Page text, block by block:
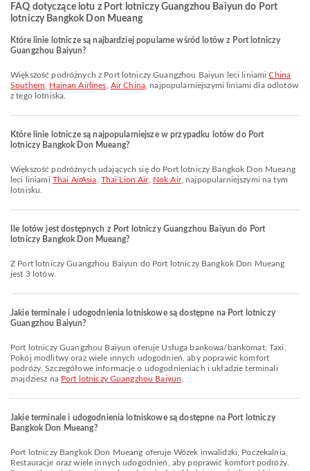
FAQ dotyczące lotu z Port lotniczy Guangzhou Baiyun do Port
lotniczy Bangkok Don Mueang
Które linie lotnicze są najbardziej popularne wśród lotów z Port lotniczy
Guangzhou Baiyun?
Większość podróżnych z Port lotniczy Guangzhou Baiyun leci liniamiChina
Southern
Hainan Airlines Air China , najpopularniejszymi liniami dla odlotów
z tego lotniska.
Które linie lotnicze są najpopularniejsze w przypadku lotów do Port
lotniczy Bangkok Don Mueang?
Większość podróżnych udających się do Port lotniczy Bangkok Don Mueang
leci liniami Thai AirAsia Thai Lion Air, Nok Air, najpopularniejszymi na tym
lotnisku.
Ile lotów jest dostępnych z Port lotniczy Guangzhou Baiyun do Port
lotniczy Bangkok Don Mueang?
Z Port lotniczy Guangzhou Baiyun do Port lotniczy Bangkok Don Mueang
jest 3 lotów.
Jakie terminale i udogodnienia lotniskowe są dostępne na Port lotniczy
Guangzhou Baiyun?
Port lotniczy Guangzhou Baiyun oferuje Usługa bankowa/bankomat, Taxi,
Pokój modlitwy oraz wiele innych udogodnień, aby poprawić komfort
podróży. Szczegółowe informacje o udogodnieniach i układzie terminali
znajdziesz na Port lotniczy Guangzhou Baiyun
Jakie terminale i udogodnienia lotniskowe są dostępne na Port lotniczy
Bangkok Don Mueang?
Port lotniczy Bangkok Don Mueang oferuje Wózek inwalidzki, Poczekalnia,
Restauracje oraz wiele innych udogodnień, aby poprawić komfort podróży.